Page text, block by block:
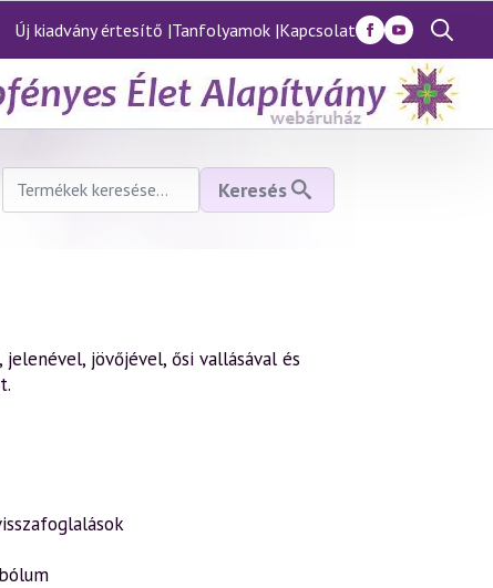
Új kiadvány értesítő |Tanfolyamok |Kapcsolat
Search
for:
Keresés
következőre:
Keresés
jövőjével, ősi vallásával és